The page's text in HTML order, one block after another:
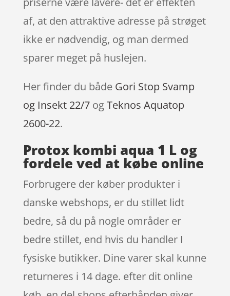
af, at den attraktive adresse på strøget
ikke er nødvendig, og man dermed
sparer meget på huslejen.
Her finder du både Gori Stop Svamp
og Insekt 22/7ogTeknos Aquatop
2600-22.
Protox kombi aqua 1 L og
fordele ved at købe online
Forbrugere der køber produkter i
danske webshops, er du stillet lidt
bedre, så du på nogle områder er
bedre stillet, end hvis du handler I
fysiske butikker. Dine varer skal kunne
returneres i 14 dage. efter dit online